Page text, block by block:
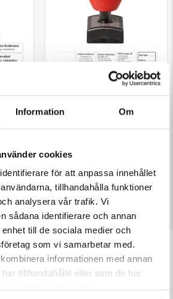
Information Om
cookies
för att anpassa innehållet
tillhandahålla funktioner
analysera vår trafik. Vi
sådana identifierare och annan
till de sociala medier och
som vi samarbetar med.
informationen med annan
tillhandahållit eller som de har
1000351 UniStamp
– UniStamp, Svart